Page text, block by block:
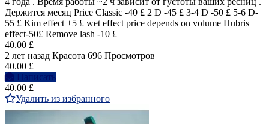
Держится месяц Price Classic -40 £ 2 D -45 £ 3-4 D -50 £ 5-6 D-
55 £ Kim effect +5 £ wet effect price depends on volume Hubris
effect-50£ Remove lash -10 £
40.00 £
2 лет назад Красота 696 Просмотров
40.00 £
Написать
40.00 £
Удалить из избранного